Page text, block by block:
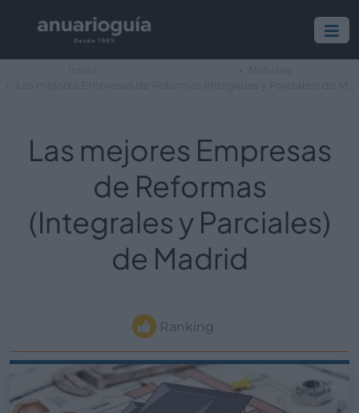
Las mejores Empresas
de Reformas
(Integrales y Parciales)
de Madrid
Ranking